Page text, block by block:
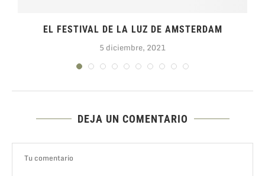
EL FESTIVAL DE LA LUZ DE AMSTERDAM
5 diciembre, 2021
DEJA UN COMENTARIO